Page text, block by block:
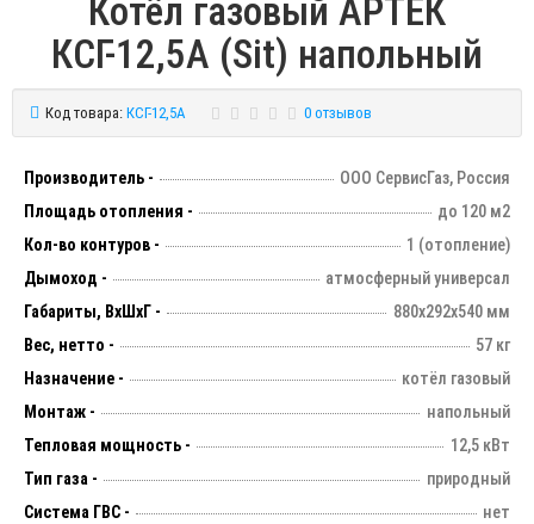
Котёл газовый АРТЕК
КСГ-12,5А (Sit) напольный
Код товара: КСГ-12,5А 0 отзывов
Производитель -
ООО СервисГаз, Россия
Площадь отопления -
до 120 м2
Кол-во контуров -
1 (отопление)
Дымоход -
атмосферный универсал
Габариты, ВхШхГ -
880х292х540 мм
Вес, нетто -
57 кг
Назначение -
котёл газовый
Монтаж -
напольный
Тепловая мощность -
12,5 кВт
Тип газа -
природный
Система ГВС -
нет